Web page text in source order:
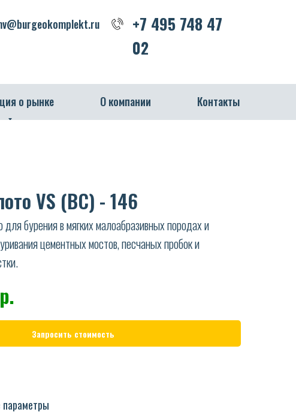
О компании Контакты
+7 495 748 47
02
о рынке
+7 495 748 47 02
VS (ВС) - 146
бурения в мягких малоабразивных породах и
цементных мостов, песчаных пробок и
р.
Запросить стоимость
параметры